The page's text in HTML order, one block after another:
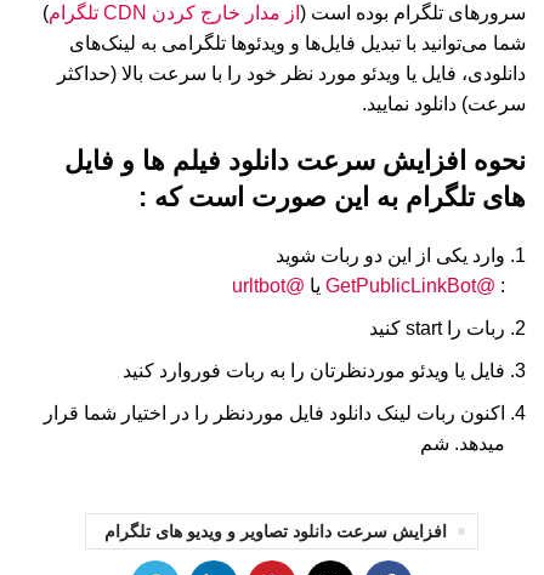
سرور‌های تلگرام بوده است ( از مدار خارج کردن CDN تلگرام
)
شما می‌توانید با تبدیل فایل‌ها و ویدئو‌ها تلگرامی به لینک‌های
دانلودی، فایل یا ویدئو مورد نظر خود را با سرعت بالا (حداکثر
سرعت) دانلود نمایید.
نحوه افزایش سرعت دانلود فیلم ها و فایل
های تلگرام به این صورت است که :
وارد یکی از این دو ربات شوید
:
@GetPublicLinkBot یا @urltbot
ربات را start کنید
فایل یا ویدئو موردنظرتان را به ربات فوروارد کنید
اکنون ربات لینک دانلود فایل موردنظر را در اختیار شما قرار
میدهد. شم
افزایش سرعت دانلود تصاویر و ویدیو های تلگرام